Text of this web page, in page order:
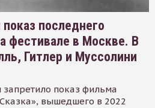
последнего
фестивале в Москве. В
Гитлер и Муссолини
запретило показ фильма
вышедшего в 2022